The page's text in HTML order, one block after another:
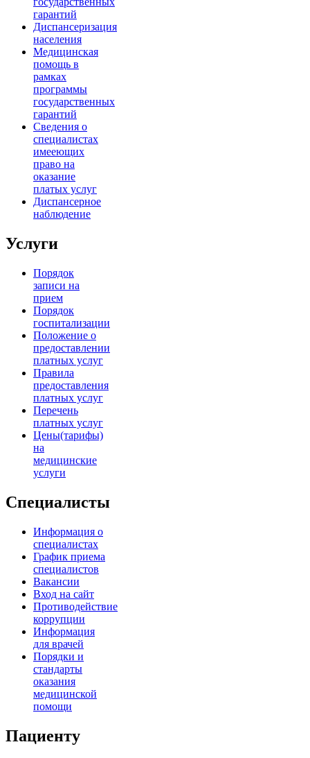
гарантий
Диспансеризация
населения
Медицинская
помощь в
рамках
программы
государственных
гарантий
Сведения о
специалистах
имееющих
право на
оказание
платых услуг
Диспансерное
наблюдение
Услуги
Порядок
записи на
прием
Порядок
госпитализации
Положение о
предоставлении
платных услуг
Правила
предоставления
платных услуг
Перечень
платных услуг
Цены(тарифы)
на
медицинские
услуги
Специалисты
Информация о
специалистах
График приема
специалистов
Вакансии
Вход на сайт
Противодействие
коррупции
Информация
для врачей
Порядки и
стандарты
оказания
медицинской
помощи
Пациенту